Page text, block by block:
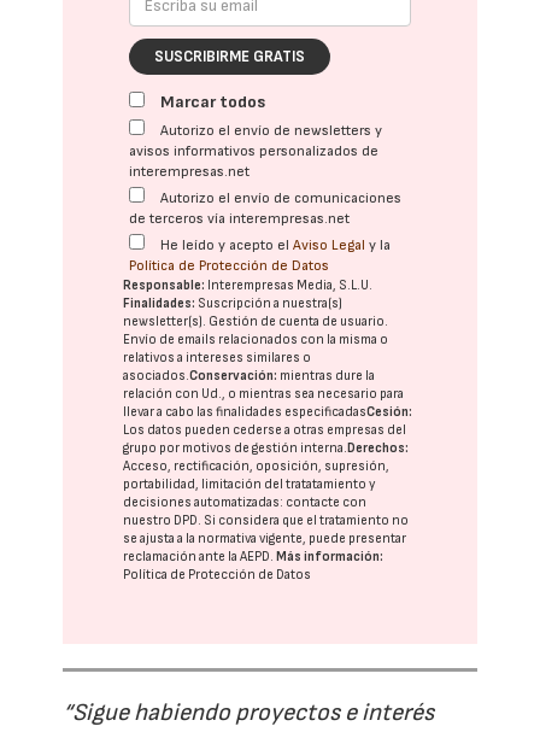
SUSCRIBIRME GRATIS
Marcar todos
Autorizo el envío de newsletters y
avisos informativos personalizados de
interempresas.net
Autorizo el envío de comunicaciones
de terceros vía interempresas.net
He leído y acepto elAviso Legal y la
Política de Protección de Datos
Responsable: Interempresas Media, S.L.U.
Finalidades: Suscripción a nuestra(s)
newsletter(s). Gestión de cuenta de usuario.
Envío de emails relacionados con la misma o
relativos a intereses similares o
asociados.Conservación: mientras dure la
relación con Ud., o mientras sea necesario para
llevar a cabo las finalidades especificadasCesión:
Los datos pueden cederse a otras empresas del
grupo por motivos de gestión interna.Derechos:
Acceso, rectificación, oposición, supresión,
portabilidad, limitación del tratatamiento y
decisiones automatizadas: contacte con
nuestro DPD . Si considera que el tratamiento no
se ajusta a la normativa vigente, puede presentar
reclamación ante laAEPD .Más información:
Política de Protección de Datos
“Sigue habiendo proyectos e interés